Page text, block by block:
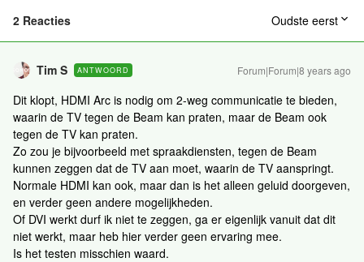
2 Reacties Oudste eerst
Tim S ANTWOORD Forum|Forum|8 years ago
Dit klopt, HDMI Arc is nodig om 2-weg communicatie te bieden,
waarin de TV tegen de Beam kan praten, maar de Beam ook
tegen de TV kan praten.
Zo zou je bijvoorbeeld met spraakdiensten, tegen de Beam
kunnen zeggen dat de TV aan moet, waarin de TV aanspringt.
Normale HDMI kan ook, maar dan is het alleen geluid doorgeven,
en verder geen andere mogelijkheden.
Of DVI werkt durf ik niet te zeggen, ga er eigenlijk vanuit dat dit
niet werkt, maar heb hier verder geen ervaring mee.
Is het testen misschien waard.